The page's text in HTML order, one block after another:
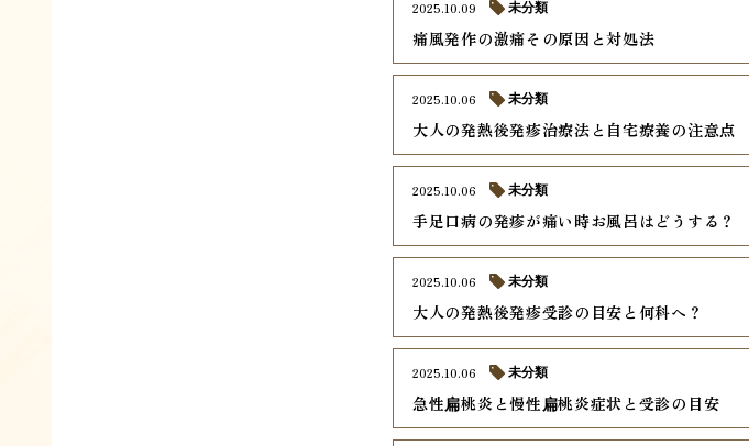
痛風発作の激痛その原因と対処法
2025.10.09 未分類
大人の発熱後発疹治療法と自宅療養の注意点
2025.10.06 未分類
手足口病の発疹が痛い時お風呂はどうする？
2025.10.06 未分類
大人の発熱後発疹受診の目安と何科へ？
2025.10.06 未分類
急性扁桃炎と慢性扁桃炎症状と受診の目安
2025.10.06 未分類